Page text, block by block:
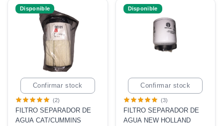
Confirmar stock
Disponible
(2)
FILTRO SEPARADOR DE
AGUA CAT/CUMMINS
Confirmar stock
Disponible
(3)
FILTRO SEPARADOR DE
AGUA NEW HOLLAND